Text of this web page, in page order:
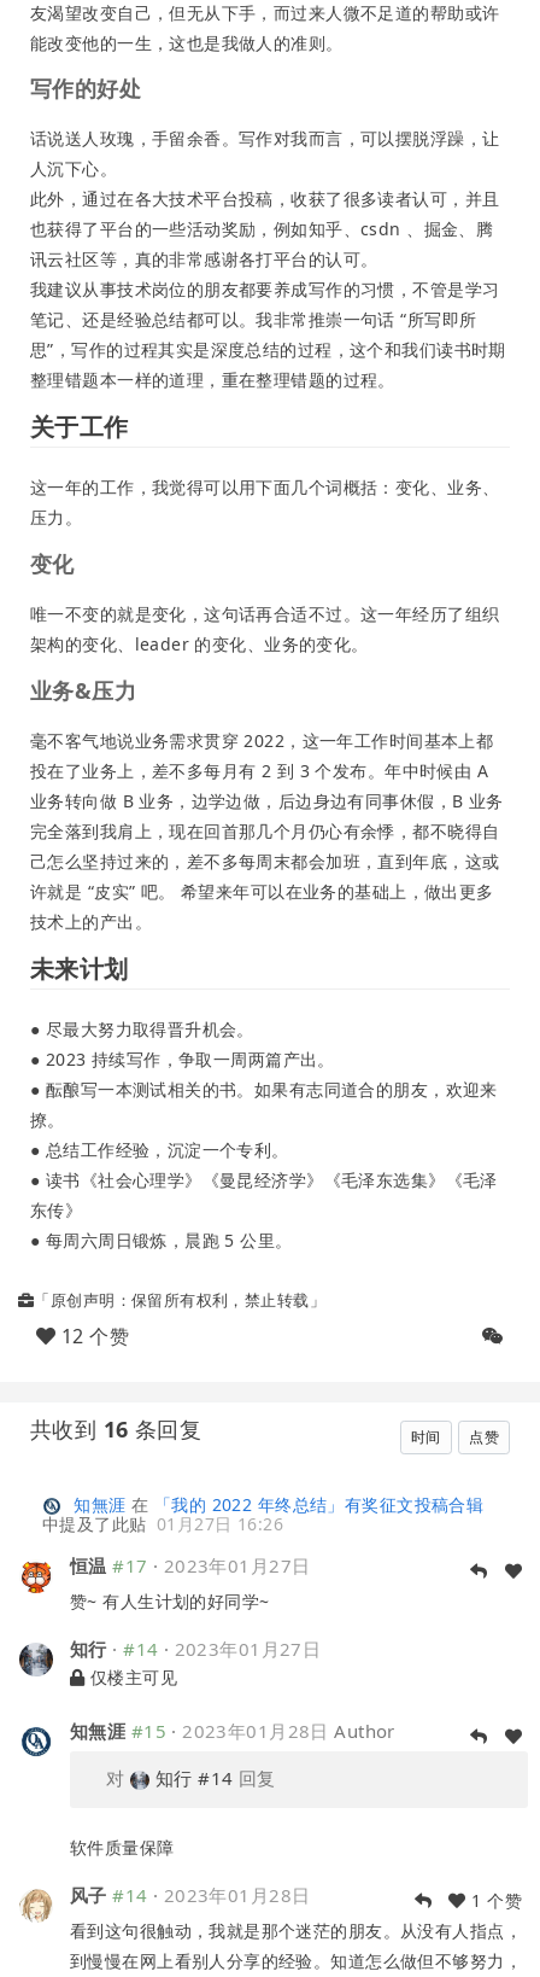
友渴望改变自己，但无从下手，而过来人微不足道的帮助或许
能改变他的一生，这也是我做人的准则。
写作的好处
话说送人玫瑰，手留余香。写作对我而言，可以摆脱浮躁，让
人沉下心。
此外，通过在各大技术平台投稿，收获了很多读者认可，并且
也获得了平台的一些活动奖励，例如知乎、csdn 、掘金、腾
讯云社区等，真的非常感谢各打平台的认可。
我建议从事技术岗位的朋友都要养成写作的习惯，不管是学习
笔记、还是经验总结都可以。我非常推崇一句话 “所写即所
思”，写作的过程其实是深度总结的过程，这个和我们读书时期
整理错题本一样的道理，重在整理错题的过程。
关于工作
这一年的工作，我觉得可以用下面几个词概括：变化、业务、
压力。
变化
唯一不变的就是变化，这句话再合适不过。这一年经历了组织
架构的变化、leader 的变化、业务的变化。
业务&压力
毫不客气地说业务需求贯穿 2022，这一年工作时间基本上都
投在了业务上，差不多每月有 2 到 3 个发布。年中时候由 A
业务转向做 B 业务，边学边做，后边身边有同事休假，B 业务
完全落到我肩上，现在回首那几个月仍心有余悸，都不晓得自
己怎么坚持过来的，差不多每周末都会加班，直到年底，这或
许就是 “皮实” 吧。 希望来年可以在业务的基础上，做出更多
技术上的产出。
未来计划
● 尽最大努力取得晋升机会。
● 2023 持续写作，争取一周两篇产出。
● 酝酿写一本测试相关的书。如果有志同道合的朋友，欢迎来
撩。
● 总结工作经验，沉淀一个专利。
● 读书《社会心理学》《曼昆经济学》《毛泽东选集》《毛泽
东传》
● 每周六周日锻炼，晨跑 5 公里。
「原创声明：保留所有权利，禁止转载」
12 个赞
共收到 16 条回复 时间 点赞
知無涯 在
「我的 2022 年终总结」有奖征文投稿合辑
中提及了此贴 01月27日 16:26
恒温 #17 · 2023年01月27日
赞~ 有人生计划的好同学~
知行 ·#14 · 2023年01月27日
仅楼主可见
知無涯 #15 · 2023年01月28日 Author
对
知行 #14 回复
软件质量保障
风子 #14 · 2023年01月28日
1 个赞
看到这句很触动，我就是那个迷茫的朋友。从没有人指点，
到慢慢在网上看别人分享的经验。知道怎么做但不够努力，